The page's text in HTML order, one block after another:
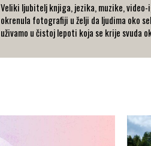
Veliki ljubitelj knjiga, jezika, muzike, video-
okrenula fotografiji u želji da ljudima oko
uživamo u čistoj lepoti koja se krije svuda